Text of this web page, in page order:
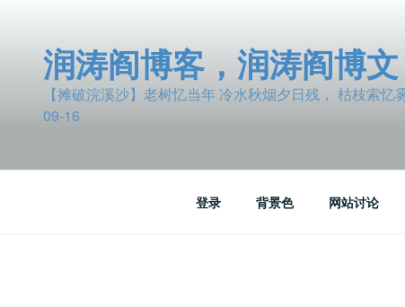
润涛阎博客，润涛阎博文
【摊破浣溪沙】老树忆当年 冷水秋烟夕日残， 枯枝索
09-16
登录 背景色 网站讨论